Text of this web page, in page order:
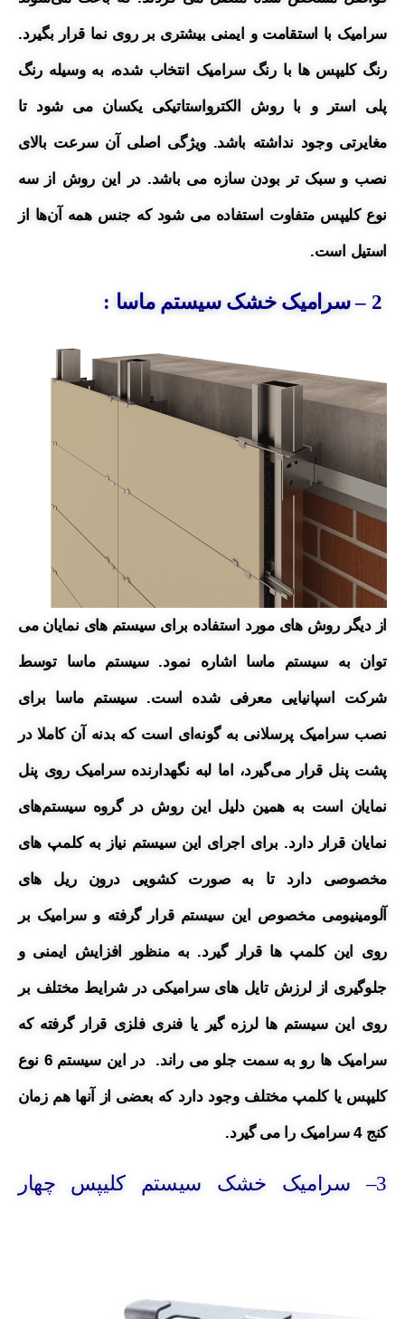
سرامیک با استقامت و ایمنی بیشتری بر روی نما قرار بگیرد.
رنگ کلیپس ها با رنگ سرامیک انتخاب شده، به وسیله رنگ
پلی استر و با روش الکترواستاتیکی یکسان می شود تا
مغایرتی وجود نداشته باشد. ویژگی اصلی آن سرعت بالای
نصب و سبک تر بودن سازه می باشد. در این روش از سه
نوع کلیپس متفاوت استفادهمی شود که جنس همه آن‌ها از
استیل است.
از دیگر روش های مورد استفاده برای سیستم های نمایان می
توان به سیستم ماسا اشاره نمود. سیستم ماسا توسط
شرکت اسپانیایی معرفی شده است. سیستم ماسا برای
نصب سرامیک پرسلانی به گونه‌ای است که بدنه آن کاملا در
پشت پنل قرار می‌گیرد، اما لبه نگهدارنده سرامیک روی پنل
نمایان است به همین دلیل این روش در گروه سیستم‌های
نمایان قرار دارد. برای اجرای این سیستم نیاز به کلمپ های
مخصوصی دارد تا به صورت کشویی درون ریل های
آلومینیومی مخصوص این سیستم قرار گرفته و سرامیک بر
روی این کلمپ ها قرار گیرد. به منظور افزایش ایمنی و
جلوگیری از لرزش تایل های سرامیکی در شرایط مختلف بر
روی این سیستم ها لرزه گیر یا فنری فلزی قرار گرفته که
سرامیک ها رو به سمت جلو می راند. در این سیستم 6 نوع
کلیپس یا کلمپ مختلف وجود دارد که بعضی از آنها هم زمان
کنج 4 سرامیک را می گیرد.
3– سرامیک خشک سیستم کلیپس چهار